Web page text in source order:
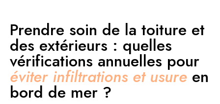
Prendre soin de la toiture et
des extérieurs : quelles
vérifications annuelles pour
éviter infiltrations et usure en
bord de mer ?